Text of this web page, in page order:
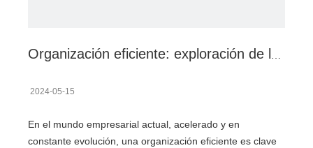
Organización eficiente: exploración de la versatilidad de los estantes de almacenamiento de acero inoxidable
2024-05-15
En el mundo empresarial actual, acelerado y en
constante evolución, una organización eficiente es clave